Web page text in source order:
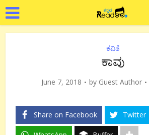
ಕವಿತೆ
ಕಾವು
June 7, 2018 by Guest Author
Share on Facebook Twitter